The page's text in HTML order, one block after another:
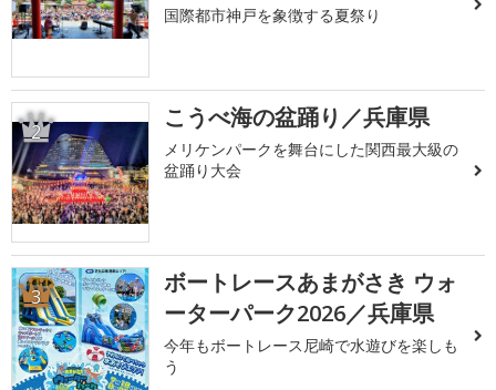
国際都市神戸を象徴する夏祭り
2 こうべ海の盆踊り／兵庫県
メリケンパークを舞台にした関西最大級の
盆踊り大会
3
ボートレースあまがさき ウォ
ーターパーク2026／兵庫県
今年もボートレース尼崎で水遊びを楽しも
う